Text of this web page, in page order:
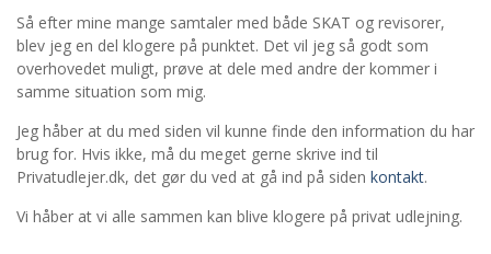
Så efter mine mange samtaler med både SKAT og revisorer,
blev jeg en del klogere på punktet. Det vil jeg så godt som
overhovedet muligt, prøve at dele med andre der kommer i
samme situation som mig.
Jeg håber at du med siden vil kunne finde den information du har
brug for. Hvis ikke, må du meget gerne skrive ind til
Privatudlejer.dk, det gør du ved at gå ind på siden kontakt.
Vi håber at vi alle sammen kan blive klogere på privat udlejning.